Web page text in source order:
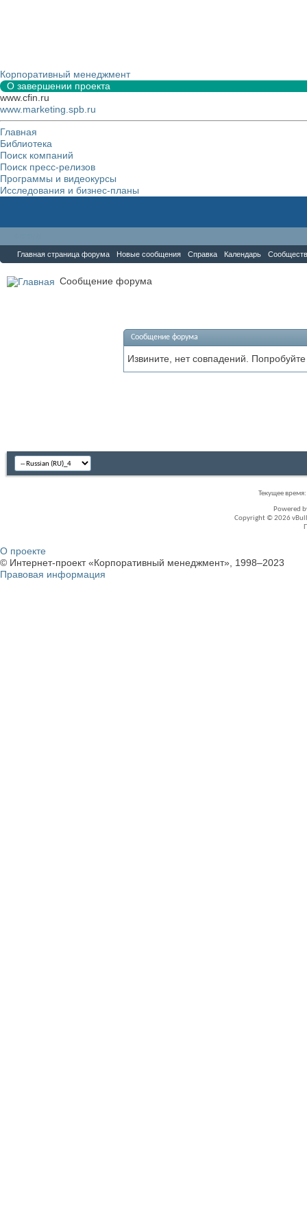
Корпоративный менеджмент
О завершении проекта
www.cfin.ru
www.marketing.spb.ru
Главная
Библиотека
Поиск компаний
Поиск пресс-релизов
Программы и видеокурсы
Исследования и бизнес-планы
Главная страница форума Новые сообщения Справка Календарь
Сообщение форума
Сообщение форума
Извините, нет совпадений.
Текущее время:
Powered
Copyright © 2026
О проекте
© Интернет-проект «Корпоративный менеджмент», 1998–2023
Правовая информация